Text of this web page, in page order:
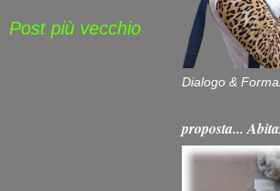
Post più vecchio
Dialogo &
proposta...